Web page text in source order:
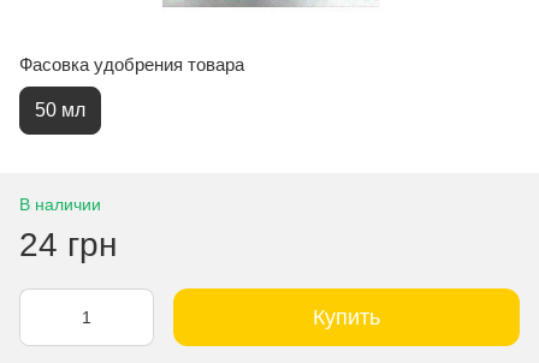
Фасовка удобрения товара
50 мл
В наличии
24 грн
Купить